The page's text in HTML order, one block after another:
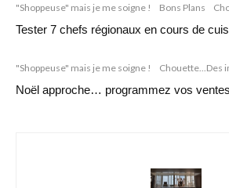
"Shoppeuse" mais je me soigne ! Bons Plans
Tester 7 chefs régionaux en cours de
"Shoppeuse" mais je me soigne ! Chouette...Des
Noël approche… programmez vos